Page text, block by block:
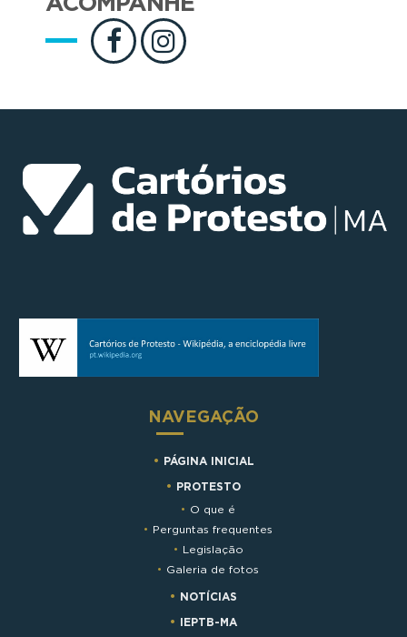
NAVEGAÇÃO
PÁGINA INICIAL
PROTESTO
O que é
Perguntas frequentes
Legislação
Galeria de fotos
NOTÍCIAS
IEPTB-MA